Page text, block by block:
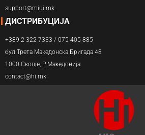
support@miui.mk
ДИСТРИБУЦИЈА
+389 2 322 7333 / 075 405 885
бул.Трета Македонска Бригада 48
1000 Скопје, Р.Македонија
contact@hi.mk